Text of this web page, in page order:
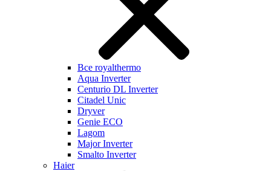
Все royalthermo
Aqua Inverter
Centurio DL Inverter
Citadel Unic
Dryver
Genie ECO
Lagom
Major Inverter
Smalto Inverter
Haier